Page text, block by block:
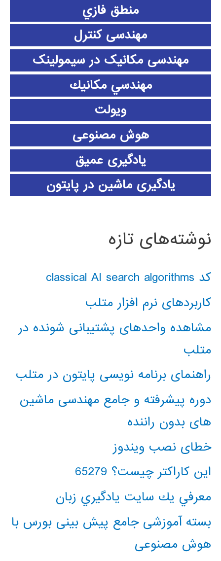
منطق فازي
مهندسی کنترل
مهندسی مکانیک در سیمولینک
مهندسي مكانيك
ویولت
هوش مصنوعی
یادگیری عمیق
یادگیری ماشین در پایتون
نوشته‌های تازه
کد classical AI search algorithms
کاربردهای نرم افزار متلب
مشاهده واحدهای پشتیبانی شونده در
متلب
راهنمای برنامه نویسی پایتون در متلب
دوره پیشرفته و جامع مهندسی ماشین
های بدون راننده
خطای نصب ویندوز
این کاراکتر چیست؟ 65279
معرفي يك سايت يادگيري زبان
بسته آموزشی جامع پیش بینی بورس با
هوش مصنوعی